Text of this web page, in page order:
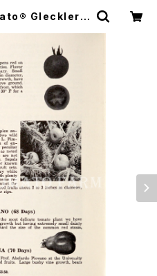
Glecklers
ェル | Heirloom
Farm